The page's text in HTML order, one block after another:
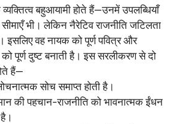
बहुआयामी होते हैं—उनमें उपलब्धियाँ
सीमाएँ भी। लेकिन नैरेटिव राजनीति जटिलता
इसलिए वह नायक को पूर्ण पवित्र और
पूर्ण दुष्ट बनाती है। इस सरलीकरण से दो
हैं—
सोच समाप्त होती है।
की पहचान-राजनीति को भावनात्मक ईंधन